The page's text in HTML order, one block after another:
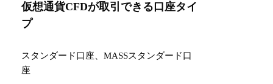
仮想通貨CFDが取引できる口座タイ
プ
スタンダード口座、MASSスタンダード口
座